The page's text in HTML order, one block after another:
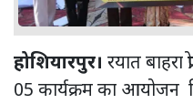
होशियारपुर। रयात बाहरा
05 कार्यक्रम का आयोजन